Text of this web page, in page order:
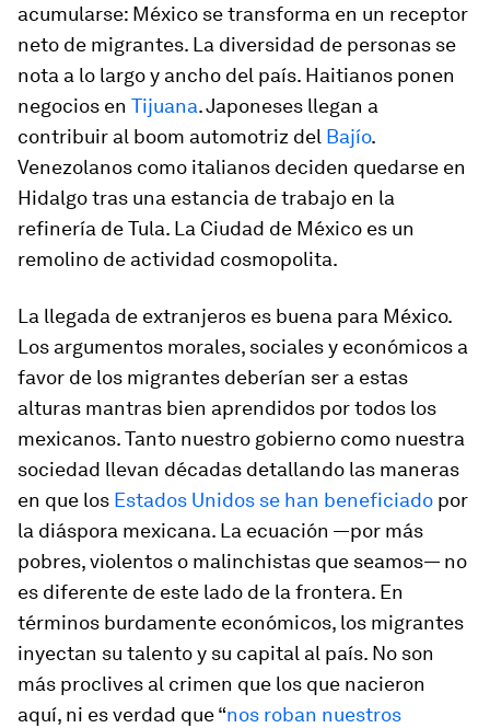
acumularse: México se transforma en un receptor
neto de migrantes. La diversidad de personas se
nota a lo largo y ancho del país. Haitianos ponen
negocios en Tijuana. Japoneses llegan a
contribuir al boom automotriz del Bajío.
Venezolanos como italianos deciden quedarse en
Hidalgo tras una estancia de trabajo en la
refinería de Tula. La Ciudad de México es un
remolino de actividad cosmopolita.
La llegada de extranjeros es buena para México.
Los argumentos morales, sociales y económicos a
favor de los migrantes deberían ser a estas
alturas mantras bien aprendidos por todos los
mexicanos. Tanto nuestro gobierno como nuestra
sociedad llevan décadas detallando las maneras
en que los Estados Unidos se han beneficiado por
la diáspora mexicana. La ecuación —por más
pobres, violentos o malinchistas que seamos— no
es diferente de este lado de la frontera. En
términos burdamente económicos, los migrantes
inyectan su talento y su capital al país. No son
más proclives al crimen que los que nacieron
aquí, ni es verdad que “nos roban nuestros